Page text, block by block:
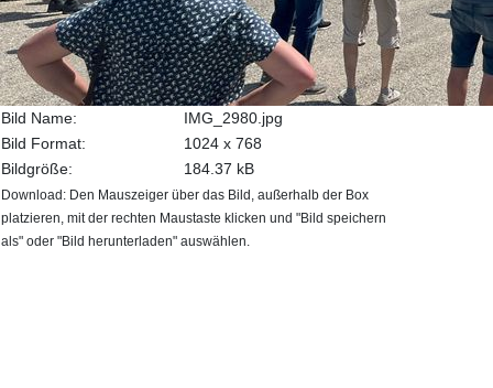
Bild Name:
IMG_2980.jpg
Bild Format:
1024 x 768
Bildgröße:
184.37 kB
Download: Den Mauszeiger über das Bild, außerhalb der Box
platzieren, mit der rechten Maustaste klicken und "Bild speichern
als" oder "Bild herunterladen" auswählen.